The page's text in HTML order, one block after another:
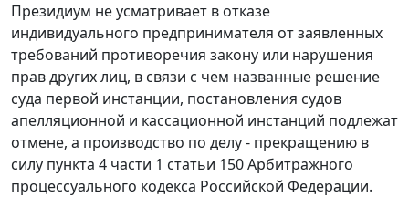
Президиум не усматривает в отказе
индивидуального предпринимателя от заявленных
требований противоречия закону или нарушения
прав других лиц, в связи с чем названные решение
суда первой инстанции, постановления судов
апелляционной и кассационной инстанций подлежат
отмене, а производство по делу - прекращению в
силу пункта 4 части 1 статьи 150 Арбитражного
процессуального кодекса Российской Федерации.